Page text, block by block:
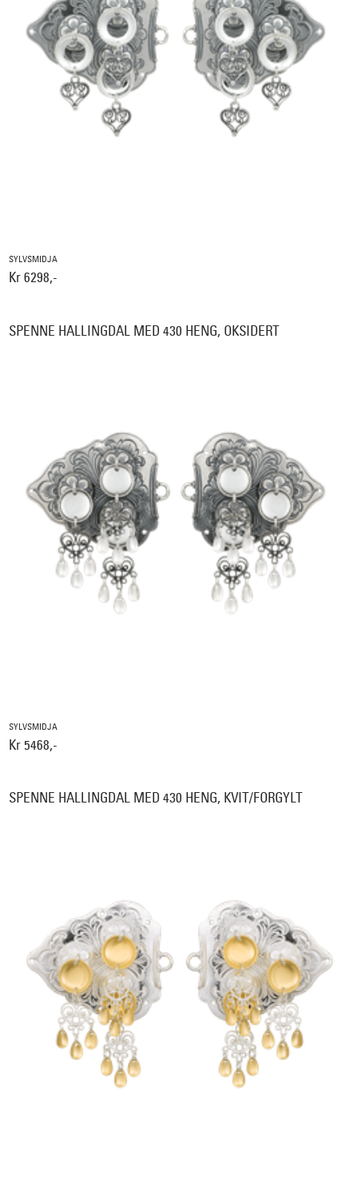
SYLVSMIDJA
Kr 6298,-
SPENNE HALLINGDAL MED 430 HENG, OKSIDERT
SYLVSMIDJA
Kr 5468,-
SPENNE HALLINGDAL MED 430 HENG, KVIT/FORGYLT